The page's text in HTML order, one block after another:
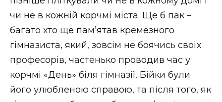
ЗАКАРПАТСЬКІ НОВИНИ
НОВИНИ ЗАХІДНОЇ УКРАЇНИ
чи не в кожній корчмі міста. Ще б пак –
багато хто ще пам’ятав кремезного
гімназиста, який, зовсім не боячись своїх
професорів, частенько проводив час у
корчмі «День» біля гімназії. Бійки були
його улюбленою справою, та після того, як